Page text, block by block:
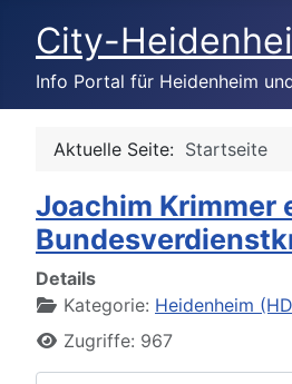
City-
Info Portal für Heidenheim
Aktuelle Seite: Startseite
Joachim Krimmer
Details
Kategorie: Heidenheim
Zugriffe: 967